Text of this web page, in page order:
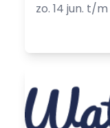
zo. 14 jun. t/m